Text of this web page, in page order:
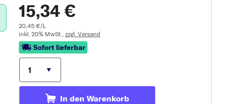
15,34 €
20,45 €/L
inkl. 20% MwSt., zzgl. Versand
Sofort lieferbar
In den Warenkorb